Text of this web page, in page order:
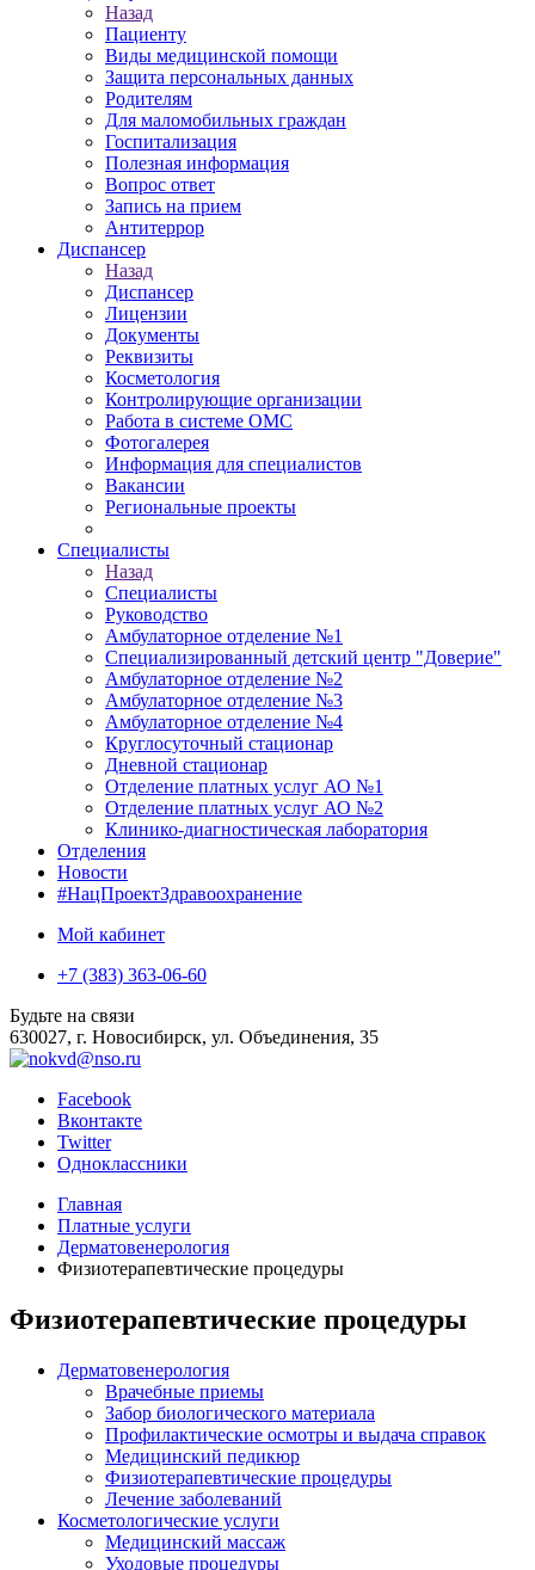
Назад
Пациенту
Виды медицинской помощи
Защита персональных данных
Родителям
Для маломобильных граждан
Госпитализация
Полезная информация
Вопрос ответ
Запись на прием
Антитеррор
Диспансер
Назад
Диспансер
Лицензии
Документы
Реквизиты
Косметология
Контролирующие организации
Работа в системе ОМС
Фотогалерея
Информация для специалистов
Вакансии
Региональные проекты
Специалисты
Назад
Специалисты
Руководство
Амбулаторное отделение №1
Специализированный детский центр "Доверие"
Амбулаторное отделение №2
Амбулаторное отделение №3
Амбулаторное отделение №4
Круглосуточный стационар
Дневной стационар
Отделение платных услуг АО №1
Отделение платных услуг АО №2
Клинико-диагностическая лаборатория
Отделения
Новости
#НацПроектЗдравоохранение
Мой кабинет
+7 (383) 363-06-60
Будьте на связи
630027, г. Новосибирск, ул. Объединения, 35
Facebook
Вконтакте
Twitter
Одноклассники
Главная
Платные услуги
Дерматовенерология
Физиотерапевтические процедуры
Физиотерапевтические процедуры
Дерматовенерология
Врачебные приемы
Забор биологического материала
Профилактические осмотры и выдача справок
Медицинский педикюр
Физиотерапевтические процедуры
Лечение заболеваний
Косметологические услуги
Медицинский массаж
Уходовые процедуры